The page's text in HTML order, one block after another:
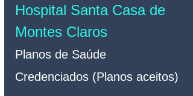
Hospital Santa Casa de
Montes Claros
Planos de Saúde
Credenciados (Planos aceitos)